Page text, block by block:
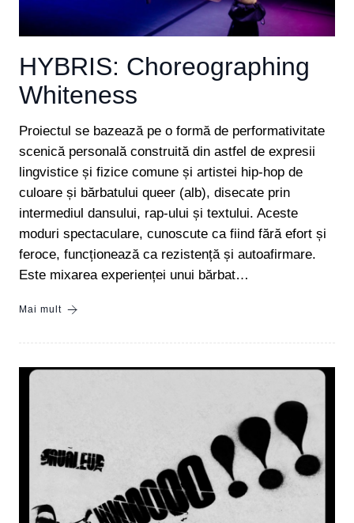
HYBRIS: Choreographing
Whiteness
Proiectul se bazează pe o formă de performativitate
scenică personală construită din astfel de expresii
lingvistice și fizice comune și artistei hip-hop de
culoare și bărbatului queer (alb), disecate prin
intermediul dansului, rap-ului și textului. Aceste
moduri spectaculare, cunoscute ca fiind fără efort și
feroce, funcționează ca rezistență și autoafirmare.
Este mixarea experienței unui bărbat…
Mai mult